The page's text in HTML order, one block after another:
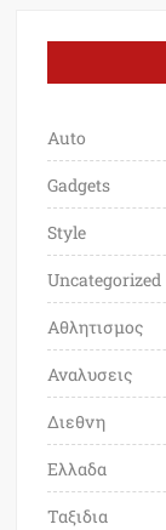
Auto
Gadgets
Style
Uncategorized
Αθλητισμος
Αναλυσεις
Διεθνη
Ελλαδα
Ταξιδια